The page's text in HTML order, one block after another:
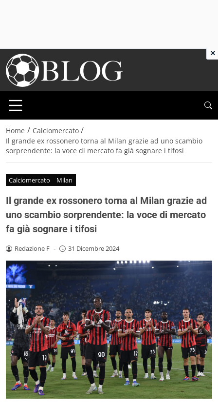
Home / Calciomercato /
Il grande ex rossonero torna al Milan grazie ad uno scambio
sorprendente: la voce di mercato fa già sognare i tifosi
Calciomercato Milan
Il grande ex rossonero torna al Milan grazie ad
uno scambio sorprendente: la voce di mercato
fa già sognare i tifosi
Redazione F - 31 Dicembre 2024
×